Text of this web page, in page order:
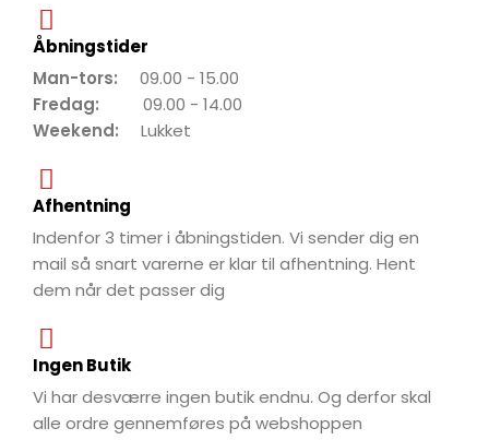
Åbningstider
Man-tors: 09.00 - 15.00
Fredag: 09.00 - 14.00
Weekend: Lukket
Afhentning
Indenfor 3 timer i åbningstiden. Vi sender dig en
mail så snart varerne er klar til afhentning. Hent
dem når det passer dig
Ingen Butik
Vi har desværre ingen butik endnu. Og derfor skal
alle ordre gennemføres på webshoppen